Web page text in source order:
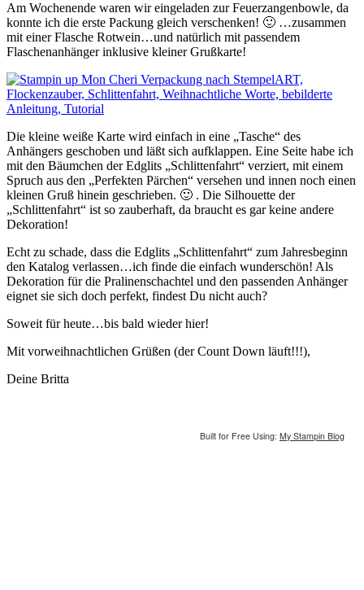
Am Wochenende waren wir eingeladen zur Feuerzangenbowle, da
konnte ich die erste Packung gleich verschenken! 🙂 …zusammen
mit einer Flasche Rotwein…und natürlich mit passendem
Flaschenanhänger inklusive kleiner Grußkarte!
Die kleine weiße Karte wird einfach in eine „Tasche“ des
Anhängers geschoben und läßt sich aufklappen. Eine Seite habe ich
mit den Bäumchen der Edglits „Schlittenfahrt“ verziert, mit einem
Spruch aus den „Perfekten Pärchen“ versehen und innen noch einen
kleinen Gruß hinein geschrieben. 🙂 . Die Silhouette der
„Schlittenfahrt“ ist so zauberhaft, da braucht es gar keine andere
Dekoration!
Echt zu schade, dass die Edglits „Schlittenfahrt“ zum Jahresbeginn
den Katalog verlassen…ich finde die einfach wunderschön! Als
Dekoration für die Pralinenschachtel und den passenden Anhänger
eignet sie sich doch perfekt, findest Du nicht auch?
Soweit für heute…bis bald wieder hier!
Mit vorweihnachtlichen Grüßen (der Count Down läuft!!!),
Deine Britta
Built for Free Using: My Stampin Blog